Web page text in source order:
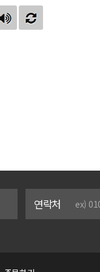
연락처